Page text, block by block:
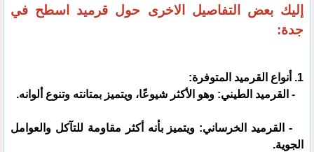
إليك بعض التفاصيل الاخرى حول قرميد اسطح في
جدة:
1. أنواع القرميد المتوفرة:
- القرميد الطيني: وهو الأكثر شيوعًا، ويتميز بمتانته وتنوع ألوانه.
- القرميد الخرساني: ويتميز بأنه أكثر مقاومة للتآكل والعوامل
الجوية.